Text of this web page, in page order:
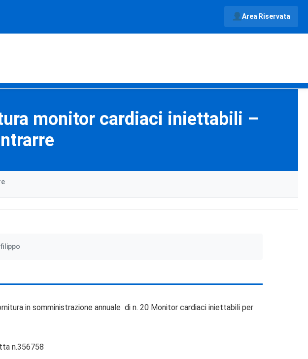
Area Riservata
monitor cardiaci iniettabili –
in somministrazione annuale di n. 20 Monitor cardiaci iniettabili per
n.356758